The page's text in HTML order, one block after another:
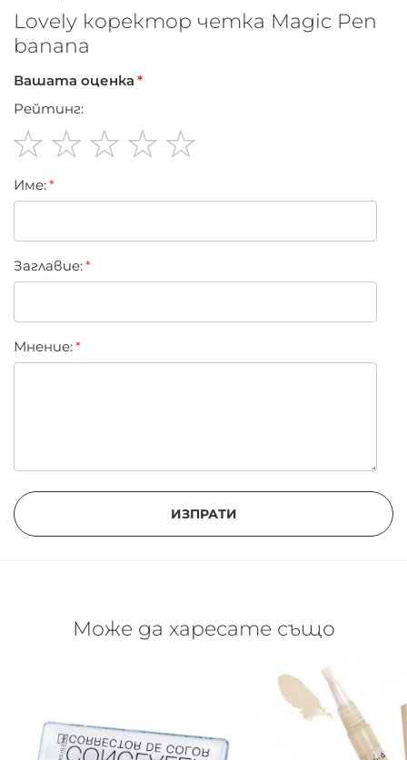
Lovely коректор четка Magic Pen
banana
Вашата оценка
Рейтинг:
star
stars
stars
stars
stars
Име:
Заглавиe:
Мнение:
ИЗПРАТИ
Може да харесате също